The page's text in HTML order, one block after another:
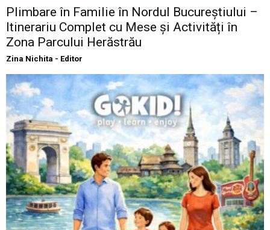
Plimbare în Familie în Nordul Bucureștiului –
Itinerariu Complet cu Mese și Activități în
Zona Parcului Herăstrău
Zina Nichita - Editor